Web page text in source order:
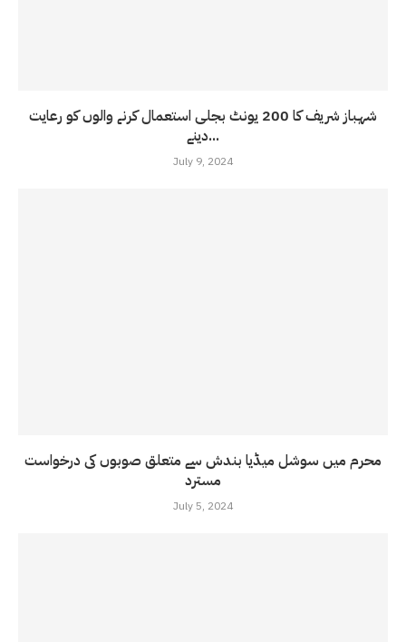
شہباز شریف کا 200 یونٹ بجلی استعمال کرنے والوں کو رعایت
دینے...
July 9, 2024
محرم میں سوشل میڈیا بندش سے متعلق صوبوں کی درخواست
مسترد
July 5, 2024